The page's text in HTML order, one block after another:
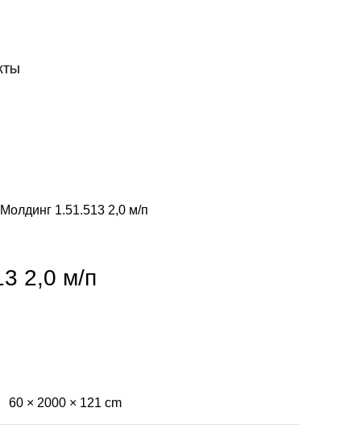
Молдинг 1.51.513 2,0 м/п
2,0 м/п
60 × 2000 × 121 cm